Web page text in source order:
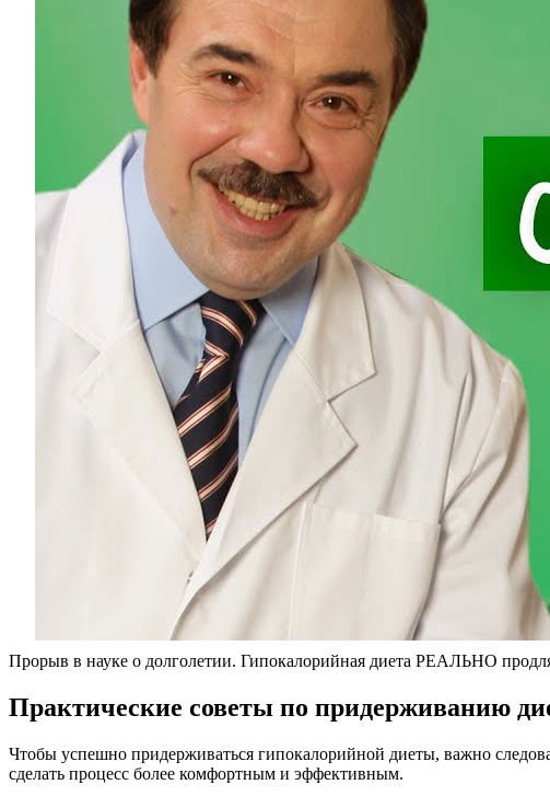
Прорыв в науке о долголетии. Гипокалорийная диета РЕАЛЬНО
Практические советы по придерживанию
Чтобы успешно придерживаться гипокалорийной диеты, важно
сделать процесс более комфортным и эффективным.